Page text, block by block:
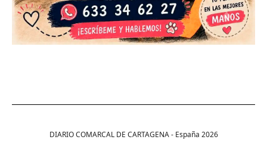
DIARIO COMARCAL DE CARTAGENA - España 2026